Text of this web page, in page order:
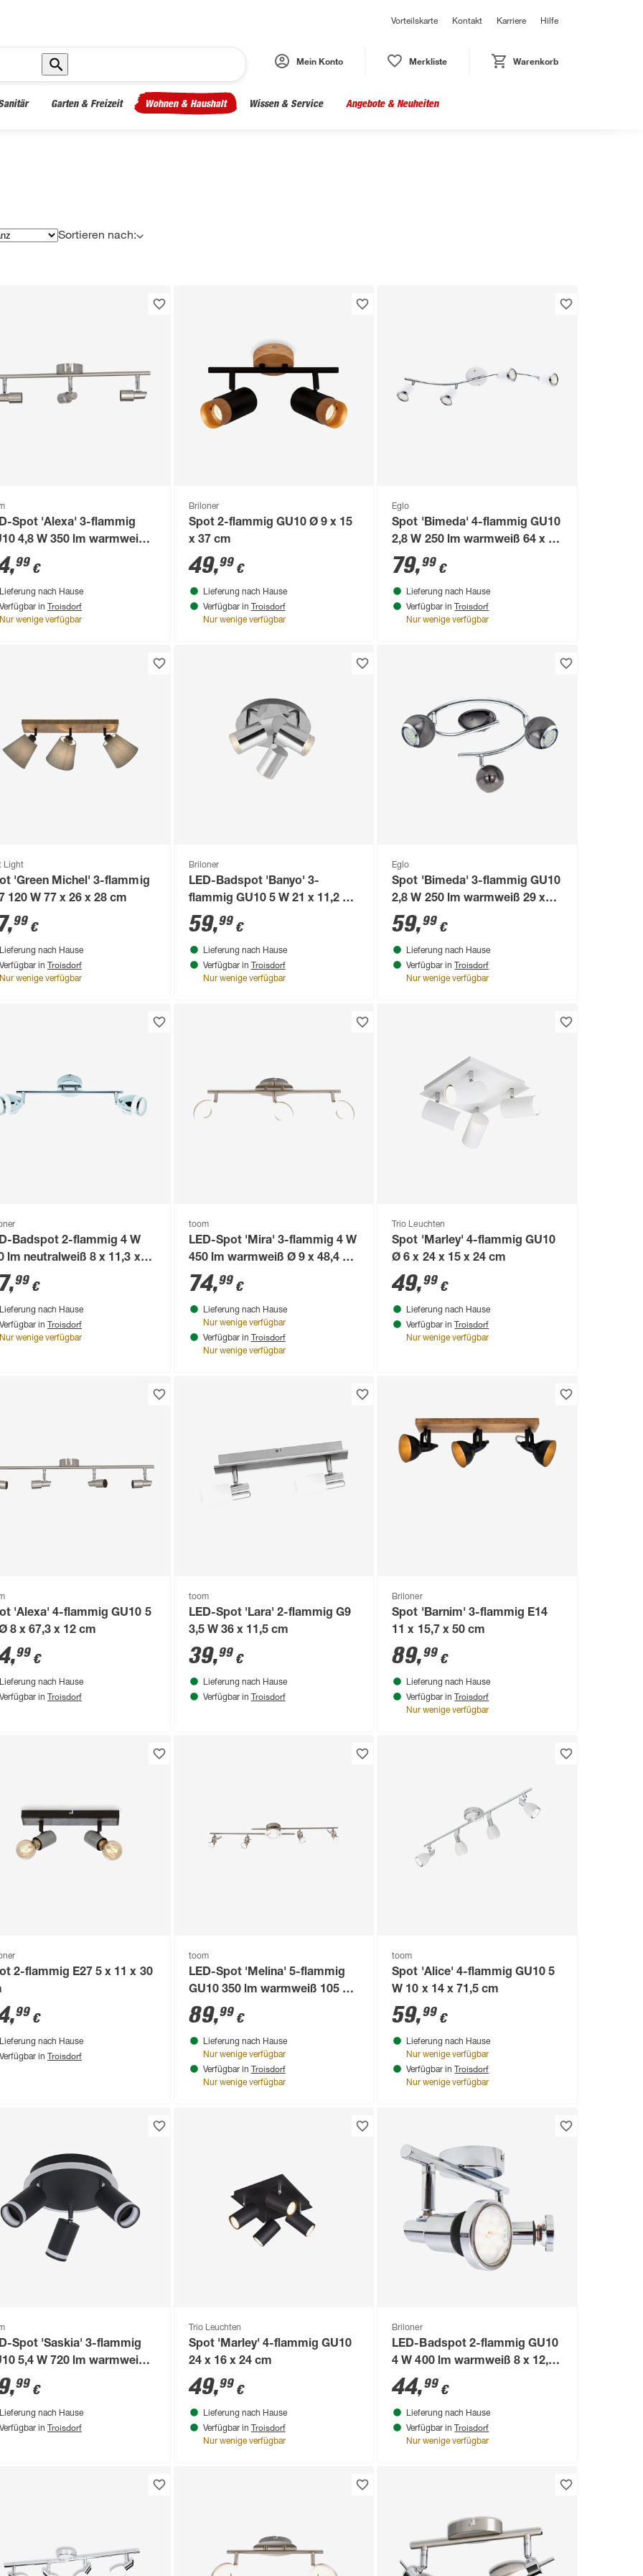
Vorteilskarte Kontakt Karriere Hilfe
Mein Konto Merkliste Warenkorb
Garten & Freizeit Wohnen & Haushalt Wissen & Service Angebote & Neuheiten
Sortieren nach:
Spot 'Alexa' 3-flammig
4,8 W 350 lm warmweiß
x 47,5 x 12 cm
,99 €
Lieferung nach Hause
Verfügbar in Troisdorf
Nur wenige verfügbar
Briloner
Spot 2-flammig GU10 Ø 9 x 15
x 37 cm
49,99€
Lieferung nach Hause
Verfügbar in Troisdorf
Nur wenige verfügbar
Eglo
Spot 'Bimeda' 4-flammig GU10
2,8 W 250 lm warmweiß 64 x 64
x 10 cm
79,99 €
Lieferung nach Hause
Verfügbar in Troisdorf
Nur wenige verfügbar
Light
'Green Michel' 3-flammig
120 W 77 x 26 x 28 cm
,99 €
Lieferung nach Hause
Verfügbar in Troisdorf
Nur wenige verfügbar
Briloner
LED-Badspot 'Banyo' 3-
flammig GU10 5 W 21 x 11,2 x
21 cm
59,99€
Lieferung nach Hause
Verfügbar in Troisdorf
Nur wenige verfügbar
Eglo
Spot 'Bimeda' 3-flammig GU10
2,8 W 250 lm warmweiß 29 x
34,5 cm
59,99 €
Lieferung nach Hause
Verfügbar in Troisdorf
Nur wenige verfügbar
Badspot 2-flammig 4 W
lm neutralweiß 8 x 11,3 x
cm
,99 €
Lieferung nach Hause
Verfügbar in Troisdorf
Nur wenige verfügbar
toom
LED-Spot 'Mira' 3-flammig 4 W
450 lm warmweiß Ø 9 x 48,4 x
18,5 cm
74,99€
Lieferung nach Hause
Nur wenige verfügbar
Verfügbar in Troisdorf
Nur wenige verfügbar
Trio Leuchten
Spot 'Marley' 4-flammig GU10
Ø 6 x 24 x 15 x 24 cm
49,99 €
Lieferung nach Hause
Verfügbar in Troisdorf
Nur wenige verfügbar
'Alexa' 4-flammig GU10 5
8 x 67,3 x 12 cm
,99 €
Lieferung nach Hause
Verfügbar in Troisdorf
toom
LED-Spot 'Lara' 2-flammig G9
3,5 W 36 x 11,5 cm
39,99€
Lieferung nach Hause
Verfügbar in Troisdorf
Briloner
Spot 'Barnim' 3-flammig E14
11 x 15,7 x 50 cm
89,99 €
Lieferung nach Hause
Verfügbar in Troisdorf
Nur wenige verfügbar
2-flammig E27 5 x 11 x 30
,99 €
Lieferung nach Hause
Verfügbar in Troisdorf
toom
LED-Spot 'Melina' 5-flammig
GU10 350 lm warmweiß 105 x
15 cm
89,99€
Lieferung nach Hause
Nur wenige verfügbar
Verfügbar in Troisdorf
Nur wenige verfügbar
toom
Spot 'Alice' 4-flammig GU10 5
W 10 x 14 x 71,5 cm
59,99 €
Lieferung nach Hause
Nur wenige verfügbar
Verfügbar in Troisdorf
Nur wenige verfügbar
Spot 'Saskia' 3-flammig
5,4 W 720 lm warmweiß
x 16,8 cm
,99 €
Lieferung nach Hause
Verfügbar in Troisdorf
Trio Leuchten
Spot 'Marley' 4-flammig GU10
24 x 16 x 24 cm
49,99€
Lieferung nach Hause
Verfügbar in Troisdorf
Nur wenige verfügbar
Briloner
LED-Badspot 2-flammig GU10
4 W 400 lm warmweiß 8 x 12,3
x 27,5 cm
44,99 €
Lieferung nach Hause
Verfügbar in Troisdorf
Nur wenige verfügbar